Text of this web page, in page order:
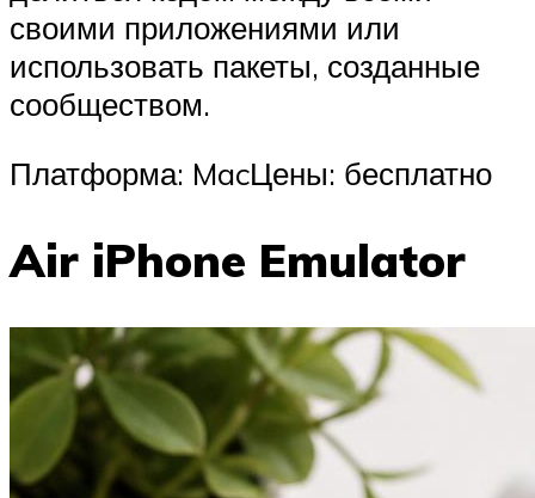
своими приложениями или
использовать пакеты, созданные
сообществом.
Платформа: MacЦены: бесплатно
Air iPhone Emulator